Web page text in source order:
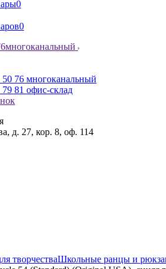
0
0
многоканальный
50 76 многоканальный
81 офис-склад
д. 27, кор. 8, оф. 114
творчестваШкольные ранцы и